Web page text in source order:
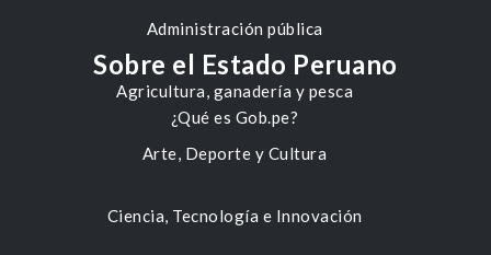
Administración pública
Agricultura, ganadería y pesca
Arte, Deporte y Cultura
Ciencia, Tecnología e Innovación
Sobre el Estado Peruano
¿Qué es Gob.pe?